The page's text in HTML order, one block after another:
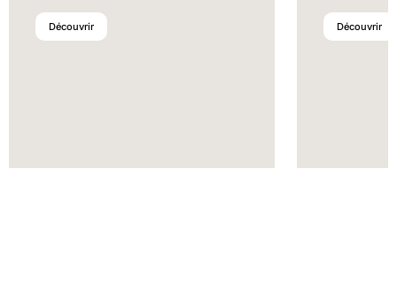
Découvrir Découvrir